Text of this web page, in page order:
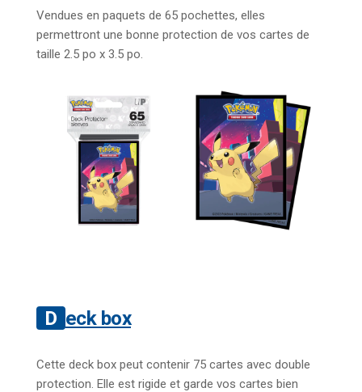
Vendues en paquets de 65 pochettes, elles
permettront une bonne protection de vos cartes de
taille 2.5 po x 3.5 po.
Deck box
Cette deck box peut contenir 75 cartes avec double
protection. Elle est rigide et garde vos cartes bien